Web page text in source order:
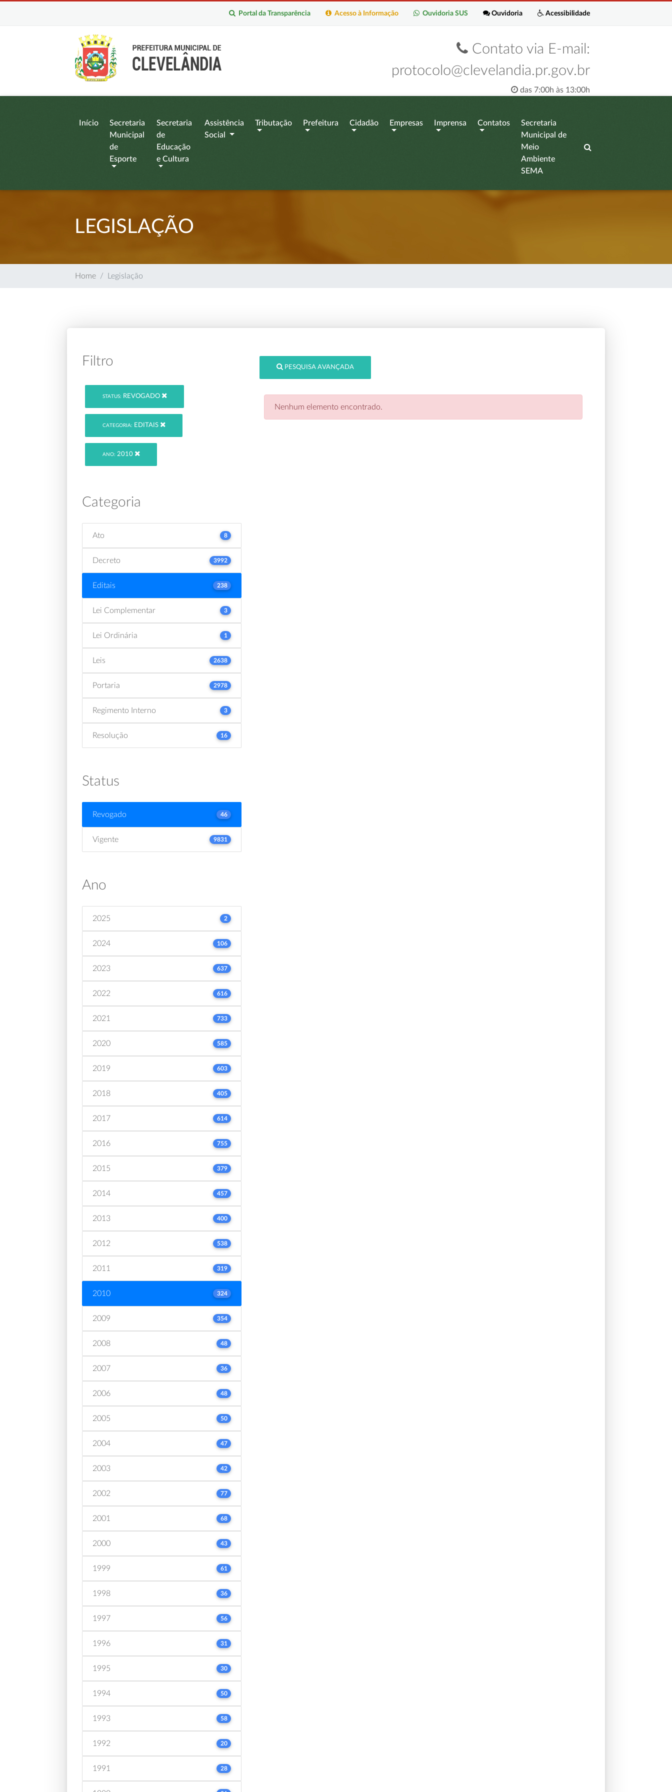
Acessibilidade
Ouvidoria
Ouvidoria SUS
Acesso à Informação
Portal da Transparência
Contato via E-mail:
protocolo@clevelandia.pr.gov.br
das 7:00h às 13:00h
Início
Secretaria
Municipal
de
Esporte
Secretaria
de
Educação
e Cultura
Assistência
Social
Tributação Prefeitura Cidadão Empresas Imprensa Contatos
Secretaria
Municipal de
Meio
Ambiente
SEMA
LEGISLAÇÃO
Home Legislação
Filtro
STATUS: REVOGADO
CATEGORIA: EDITAIS
ANO: 2010
Categoria
Ato 8
Decreto 3992
Editais 238
Lei Complementar 3
Lei Ordinária 1
Leis 2638
Portaria 2978
Regimento Interno 3
Resolução 16
Status
Revogado 46
Vigente 9831
Ano
2025 2
2024 106
2023 637
2022 616
2021 733
2020 585
2019 603
2018 405
2017 614
2016 755
2015 379
2014 457
2013 400
2012 538
2011 319
2010 324
2009 354
2008 48
2007 36
2006 48
2005 50
2004 47
2003 42
2002 77
2001 68
2000 43
1999 61
1998 36
1997 56
1996 31
1995 30
1994 50
1993 58
1992 20
1991 28
PESQUISA AVANÇADA
Nenhum elemento encontrado.